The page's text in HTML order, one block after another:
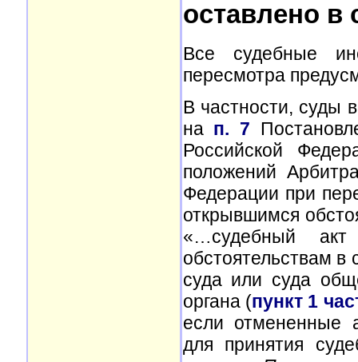
оставлено в
Все судебные
пересмотра
В частности, суды
на п. 7
Российской
положений
Федерации при
открывшимся
«…судебный
обстоятельствам в
суда или суда
органа (пункт 1
если отмененные
для принятия